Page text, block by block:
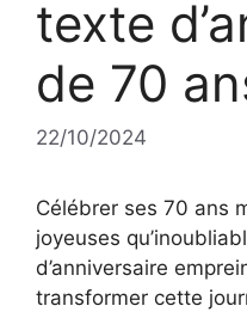
texte
de 70
22/10/2024
Célébrer ses 70 ans
joyeuses
d’anniversaire
transformer cette